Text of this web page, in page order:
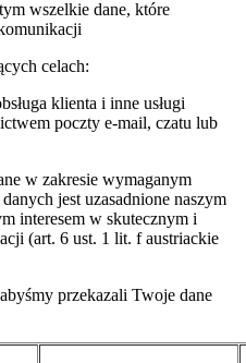
wszelkie dane, które
celach:
klienta i inne usługi
poczty e-mail, czatu lub
w zakresie wymaganym
jest uzasadnione naszym
interesem w skutecznym i
(art. 6 ust. 1 lit. f austriackie
przekazali Twoje dane